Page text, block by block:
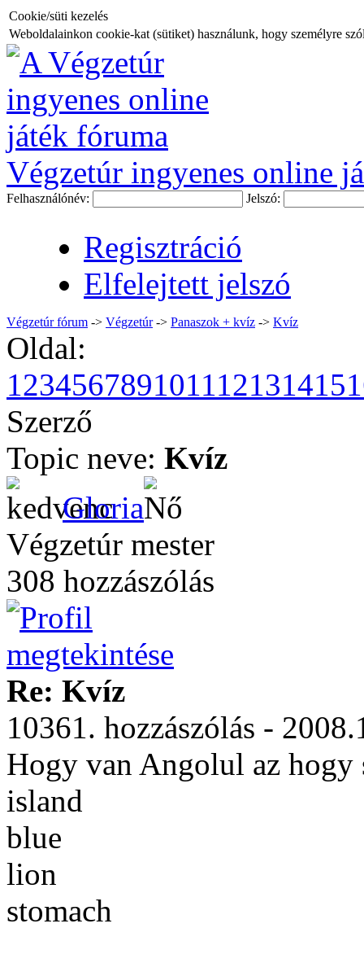
Cookie/süti kezelés
Weboldalainkon cookie-kat (sütiket) használunk, hogy személyre
Végzetúr ingyenes online
Felhasználónév: Jelszó:
Regisztráció
Elfelejtett jelszó
Végzetúr fórum -> Végzetúr-> Panaszok + kvíz -> Kvíz
Oldal:
123456789101112131415
Szerző
Topic neve: Kvíz
Gloria
Végzetúr mester
308 hozzászólás
Re: Kvíz
10361. hozzászólás -
Hogy van Angolul az hogy
island
blue
lion
stomach